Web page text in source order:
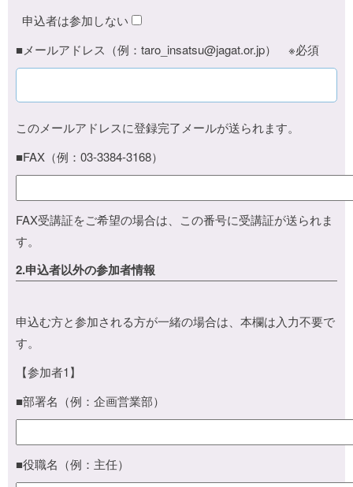
申込者は参加しない
■メールアドレス（例：taro_insatsu@jagat.or.jp） ※必須
このメールアドレスに登録完了メールが送られます。
■FAX（例：03-3384-3168）
FAX受講証をご希望の場合は、この番号に受講証が送られま
す。
2.申込者以外の参加者情報
申込む方と参加される方が一緒の場合は、本欄は入力不要で
す。
【参加者1】
■部署名（例：企画営業部）
■役職名（例：主任）